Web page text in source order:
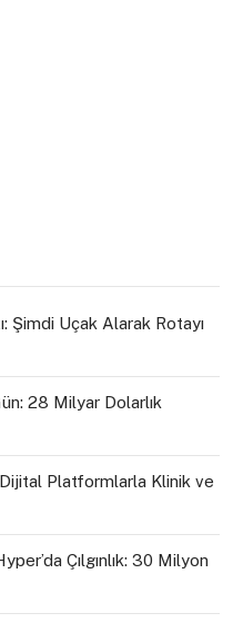
Şimdi Uçak Alarak Rotayı
28 Milyar Dolarlık
Platformlarla Klinik ve
Çılgınlık: 30 Milyon